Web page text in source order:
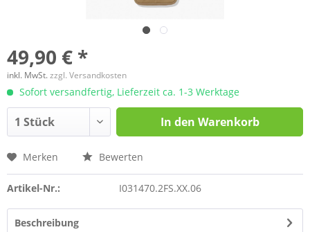
49,90 € *
inkl. MwSt.zzgl. Versandkosten
Sofort versandfertig, Lieferzeit ca. 1-3 Werktage
In den Warenkorb
Merken Bewerten
Artikel-Nr.: I031470.2FS.XX.06
Beschreibung